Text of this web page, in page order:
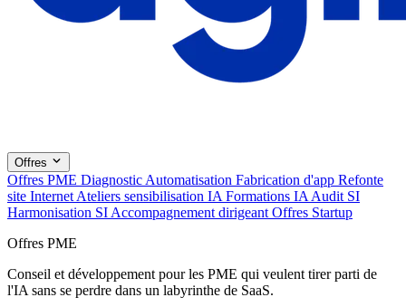
Offres
Offres PME Diagnostic Automatisation Fabrication d'app Refonte
site Internet Ateliers sensibilisation IA Formations IA Audit SI
Harmonisation SI Accompagnement dirigeant Offres Startup
Offres PME
Conseil et développement pour les PME qui veulent tirer parti de
l'IA sans se perdre dans un labyrinthe de SaaS.